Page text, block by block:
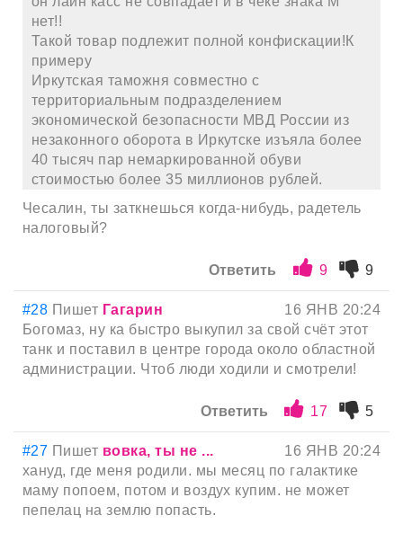
нет!!
Такой товар подлежит полной конфискации!К
примеру
Иркутская таможня совместно с
территориальным подразделением
экономической безопасности МВД России из
незаконного оборота в Иркутске изъяла более
40 тысяч пар немаркированной обуви
стоимостью более 35 миллионов рублей.
Чесалин, ты заткнешься когда-нибудь, радетель
налоговый?
Ответить 9 9
#28 Пишет Гагарин
16 ЯНВ 20:24
Богомаз, ну ка быстро выкупил за свой счёт этот
танк и поставил в центре города около областной
администрации. Чтоб люди ходили и смотрели!
Ответить 17 5
#27 Пишет вовка, ты не ...
16 ЯНВ 20:24
хануд, где меня родили. мы месяц по галактике
маму попоем, потом и воздух купим. не может
пепелац на землю попасть.